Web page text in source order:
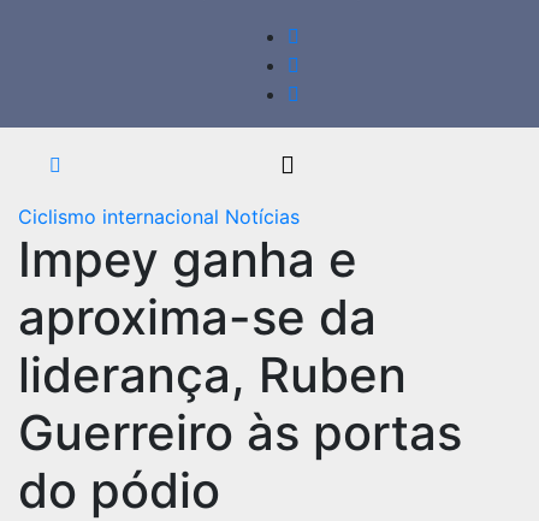
Ciclismo internacional Notícias
Impey ganha e
aproxima-se da
liderança, Ruben
Guerreiro às portas
do pódio